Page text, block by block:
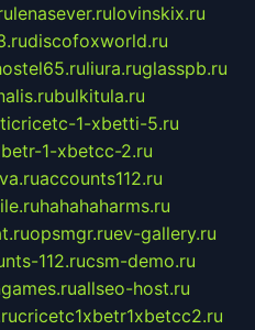
lenasever.rulovinskix.ru
discofoxworld.ru
liura.ruglasspb.ru
bulkitula.ru
1-xbetti-5.ru
1-xbetcc-2.ru
accounts112.ru
hahahaharms.ru
opsmgr.ruev-gallery.ru
112.rucsm-demo.ru
allseo-host.ru
cricetc1xbetr1xbetcc2.ru